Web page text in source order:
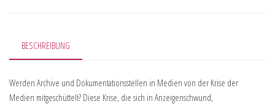
BESCHREIBUNG
Werden Archive und Dokumentationsstellen in Medien von der Krise der
Medien mitgeschüttelt? Diese Krise, die sich in Anzeigenschwund,